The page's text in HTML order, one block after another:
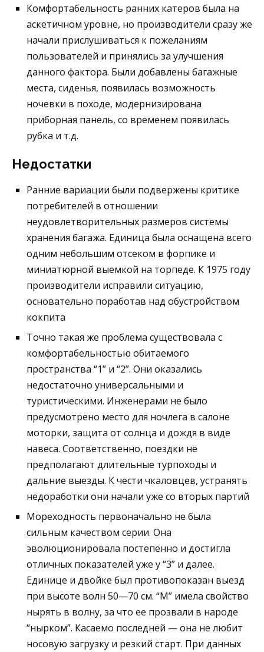
Комфортабельность ранних катеров была на
аскетичном уровне, но производители сразу же
начали прислушиваться к пожеланиям
пользователей и принялись за улучшения
данного фактора. Были добавлены багажные
места, сиденья, появилась возможность
ночевки в походе, модернизирована
приборная панель, со временем появилась
рубка и т.д.
Недостатки
Ранние вариации были подвержены критике
потребителей в отношении
неудовлетворительных размеров системы
хранения багажа. Единица была оснащена всего
одним небольшим отсеком в форпике и
миниатюрной выемкой на торпеде. К 1975 году
производители исправили ситуацию,
основательно поработав над обустройством
кокпита
Точно такая же проблема существовала с
комфортабельностью обитаемого
пространства “1” и “2”. Они оказались
недостаточно универсальными и
туристическими. Инженерами не было
предусмотрено место для ночлега в салоне
моторки, защита от солнца и дождя в виде
навеса. Соответственно, поездки не
предполагают длительные турпоходы и
дальние выезды. К чести чкаловцев, устранять
недоработки они начали уже со вторых партий
Мореходность первоначально не была
сильным качеством серии. Она
эволюционировала постепенно и достигла
отличных показателей уже у “3” и далее.
Единице и двойке был противопоказан выезд
при высоте волн 50—70 см. “М” имела свойство
нырять в волну, за что ее прозвали в народе
“нырком”. Касаемо последней — она не любит
носовую загрузку и резкий старт. При данных